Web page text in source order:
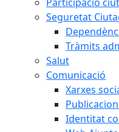
Seguretat
Tràmits
Salut
Comunicació
Xarxes
Identitat